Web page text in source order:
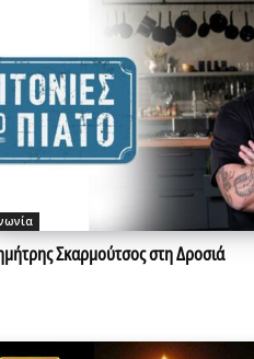
Σκαρμούτσος στη Δροσιά